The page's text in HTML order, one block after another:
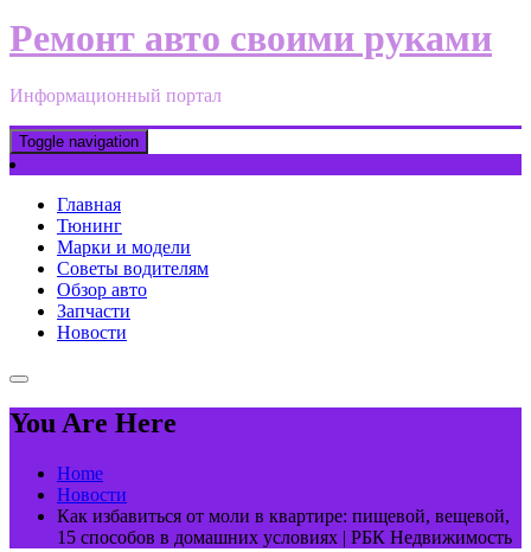
Ремонт авто своими руками
Информационный портал
Toggle navigation
Главная
Тюнинг
Марки и модели
Советы водителям
Обзор авто
Запчасти
Новости
You Are Here
Home
Новости
Как избавиться от моли в квартире: пищевой, вещевой,
15 способов в домашних условиях | РБК Недвижимость